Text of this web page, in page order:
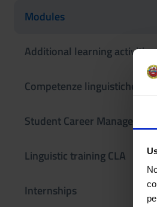
Modules
Additional learning activities
Competenze linguistiche
Student Career Management
Linguistic training CLA
Internships